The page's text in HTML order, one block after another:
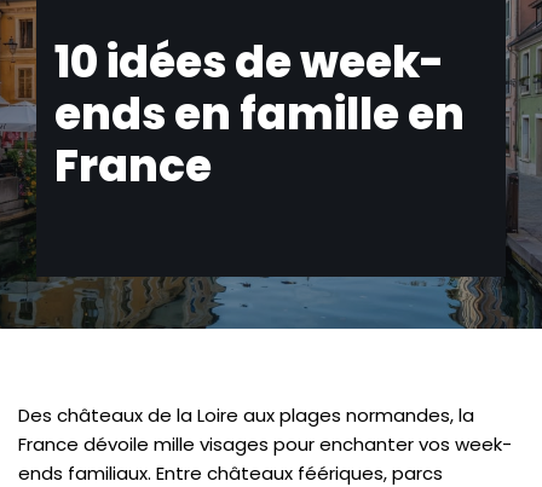
10 idées de week-
ends en famille en
France
Des châteaux de la Loire aux plages normandes, la
France dévoile mille visages pour enchanter vos week-
ends familiaux. Entre châteaux féériques, parcs